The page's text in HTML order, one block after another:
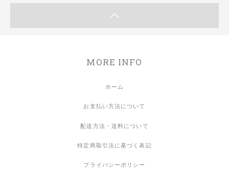
MORE INFO
ホーム
お支払い方法について
配送方法・送料について
特定商取引法に基づく表記
プライバシーポリシー